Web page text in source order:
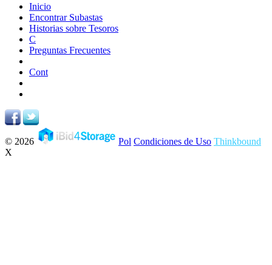
Inicio
Encontrar Subastas
Historias sobre Tesoros
C
Preguntas Frecuentes
Cont
© 2026 Pol Condiciones de Uso Thinkbound
X